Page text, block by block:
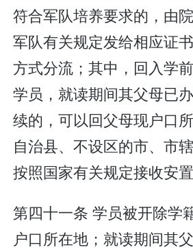
符合军队培养要求的，由
军队有关规定发给相应证
方式分流；其中，回入学
学员，就读期间其父母已
续的，可以回父母现户口所
自治县、不设区的市、市
按照国家有关规定接收安置
第四十一条 学员被开除学
户口所在地；就读期间其